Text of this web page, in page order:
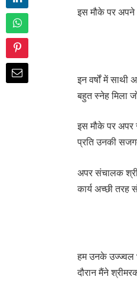
इस मौके पर अपने
इन वर्षों में साथी
बहुत स्नेह मिला
इस मौके पर अपर
प्रति उनकी
अपर संचालक
कार्य अच्छी तरह
हम उनके उज्ज्वल
दौरान मैंने